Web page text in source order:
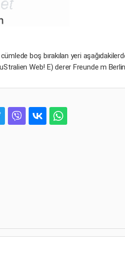
boş bırakılan yeri
Web! E) derer Freunde m